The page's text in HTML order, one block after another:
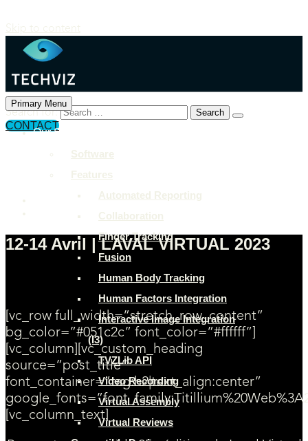
Skip to content
Primary Menu
Our Solutions
Software
Features
Automated Reporting
Collaboration
Finger Tracking
Fusion
Human Body Tracking
Human Factors Integration
Interactive Image Integration
(I3)
TVZLib API
Video Recording
Virtual Assembly
Virtual Reviews
Search for:
CONTACT
+897 243 7849
Rock Street, San Francisco
12-14 Avril | LAVAL VIRTUAL 2023
[vc_row full_width=”stretch_row_content”
bg_color=”#051c2c” font_color=”#ffffff”]
[vc_column][vc_custom_heading
source=”post_title”
font_container=”tag:h2|text_align:center”
[vc_column_text]